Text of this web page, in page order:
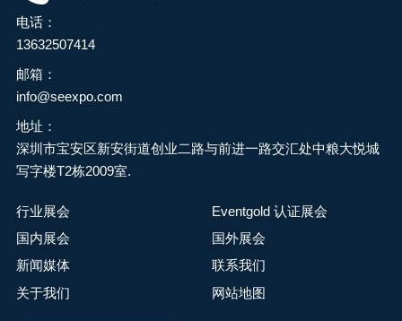
护修理服务等。展会期间
人士提供知识交流和业务
拓展的机会，并将颁发“年
度小型巴士”等重要奖项，
是欧洲第二大贸易展览
电话：
13632507414
邮箱：
info@seexpo.com
地址：
深圳市宝安区新安街道创业二路与前进一路交汇处中粮大悦城
写字楼T2栋2009室.
行业展会
Eventgold 认证展会
国内展会
国外展会
新闻媒体
联系我们
关于我们
网站地图